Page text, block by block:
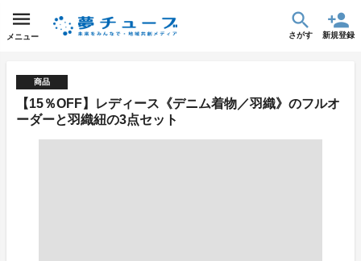
メニュー さがす 新規登録
商品
【15％OFF】レディース《デニム着物／羽織》のフルオ
ーダーと羽織紐の3点セット